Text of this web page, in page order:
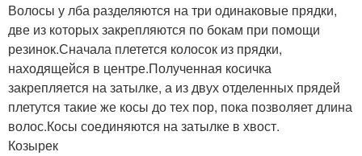
Волосы у лба разделяются на три одинаковые прядки,
две из которых закрепляются по бокам при помощи
резинок.Сначала плетется колосок из прядки,
находящейся в центре.Полученная косичка
закрепляется на затылке, а из двух отделенных прядей
плетутся такие же косы до тех пор, пока позволяет длина
волос.Косы соединяются на затылке в хвост.
Козырек